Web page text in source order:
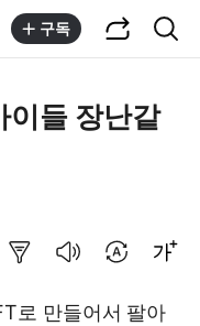
구독
이들 장난같
로 만들어서 팔아